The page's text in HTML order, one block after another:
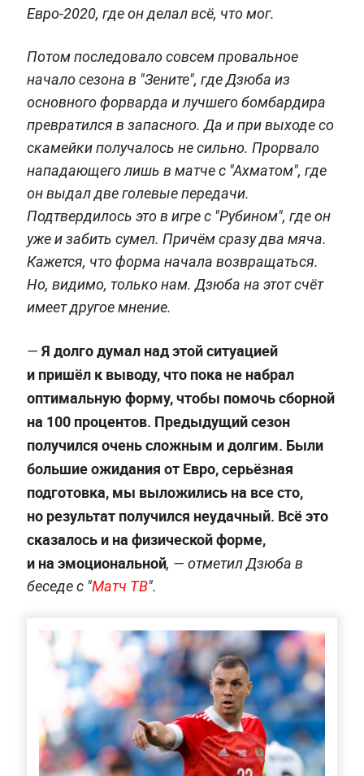
Евро-2020, где он делал всё, что мог.
Потом последовало совсем провальное
начало сезона в "Зените", где Дзюба из
основного форварда и лучшего бомбардира
превратился в запасного. Да и при выходе со
скамейки получалось не сильно. Прорвало
нападающего лишь в матче с "Ахматом", где
он выдал две голевые передачи.
Подтвердилось это в игре с "Рубином", где он
уже и забить сумел. Причём сразу два мяча.
Кажется, что форма начала возвращаться.
Но, видимо, только нам. Дзюба на этот счёт
имеет другое мнение.
— Я долго думал над этой ситуацией
и пришёл к выводу, что пока не набрал
оптимальную форму, чтобы помочь сборной
на 100 процентов. Предыдущий сезон
получился очень сложным и долгим. Были
большие ожидания от Евро, серьёзная
подготовка, мы выложились на все сто,
но результат получился неудачный. Всё это
сказалось и на физической форме,
и на эмоциональной, — отметил Дзюба в
беседе с "Матч ТВ".